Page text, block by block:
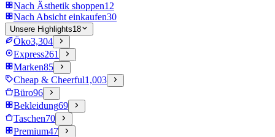
Nach Ästhetik shoppen12
Nach Absicht einkaufen30
Unsere Highlights18
Öko3,304
Express261
Marken85
Cheap & Cheerful1,003
Büro96
Bekleidung69
Taschen70
Premium47